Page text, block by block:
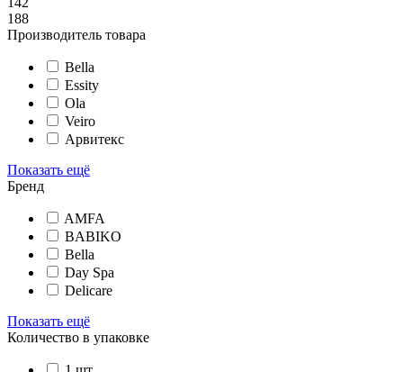
188
Производитель товара
Bella
Essity
Ola
Veiro
Арвитекс
Показать ещё
Бренд
AMFA
BABIKO
Bella
Day Spa
Delicare
Показать ещё
Количество в упаковке